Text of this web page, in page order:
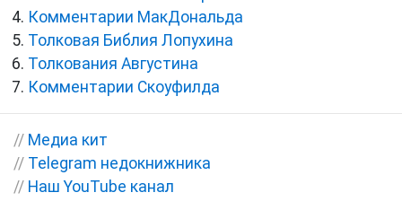
Комментарии МакДональда
Толковая Библия Лопухина
Толкования Августина
Комментарии Скоуфилда
// Медиа кит
// Telegram недокнижника
// Наш YouTube канал